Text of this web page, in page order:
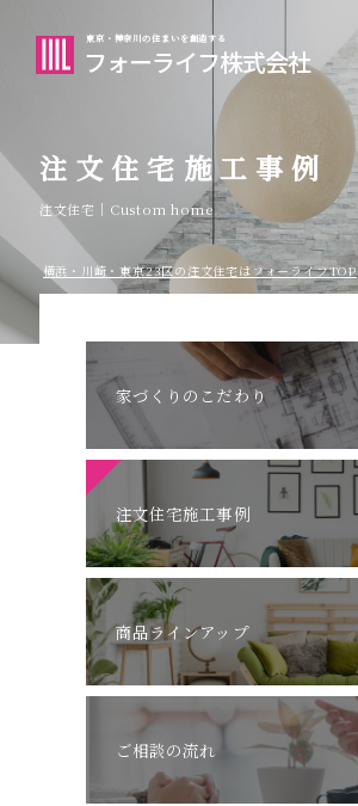
東京・神奈川の住まいを創造する
フォーライフ株式会社
注文住宅施工事例
注文住宅｜Custom home
横浜・川崎・東京23区の注⽂住宅はフォーライフTOP
家づくりのこだわり
注文住宅施工事例
商品ラインアップ
ご相談の流れ